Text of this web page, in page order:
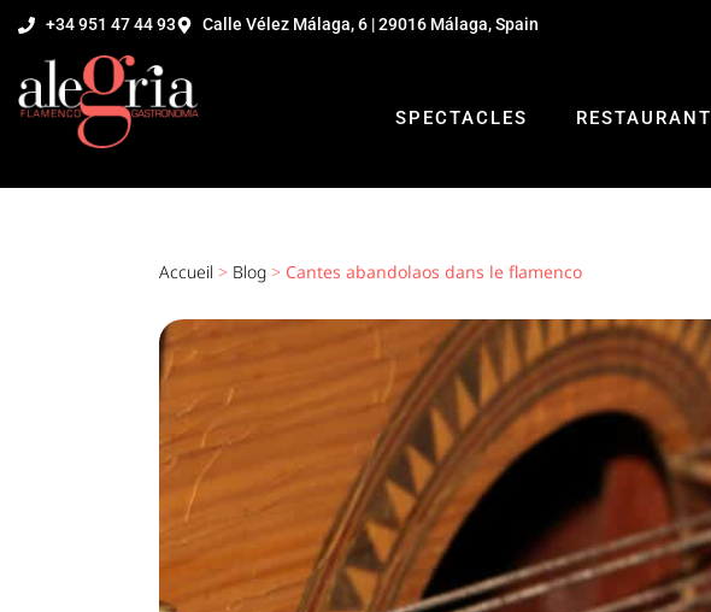
+34 951 47 44 93 Calle Vélez Málaga, 6 | 29016 Málaga, Spain
SPECTACLES RESTAURANT
Accueil > Blog > Cantes abandolaos dans le flamenco